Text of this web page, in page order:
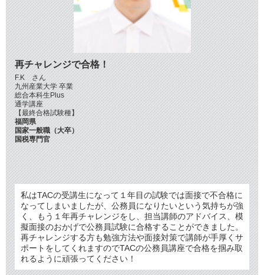
再チャレンジで合格！
F.K さん
九州産業大学 卒業
総合本科生Plus
通学講座
【最終合格試験種】
福岡県
国家一般職（大卒）
国税専門官
私はTACの受講生になって１年目の試験では面接で不合格に
なってしまいましたが、公務員になりたいという気持ちが強
く、もう１年再チャレンジをし、担当講師のアドバイス、模
擬面接のおかげで公務員試験に合格することができました。
再チャレンジする方も勉強方法や面接対策で講師が手厚くサ
ポートをしてくれますのでTACの公務員講座で合格を掴み取
れるように頑張ってください！